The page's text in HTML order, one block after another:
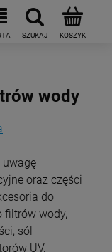
wody
uwagę
oraz części
do
filtrów wody,
sól
UV,